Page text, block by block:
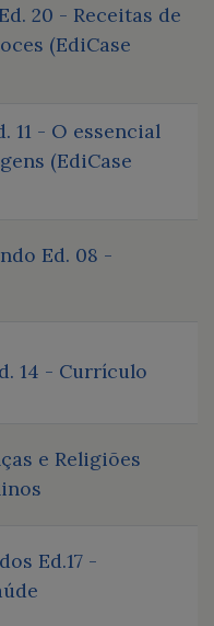
20 - Receitas de
(EdiCase
11 - O essencial
(EdiCase
Ed. 08 -
14 - Currículo
e Religiões
Ed.17 -